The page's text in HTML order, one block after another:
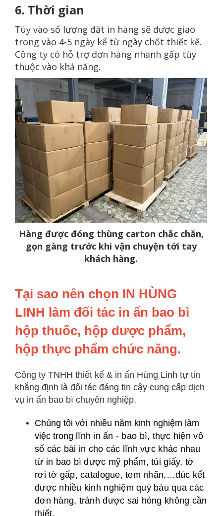
6. Thời gian
Tùy vào số lượng đặt in hàng sẽ được giao
trong vào 4-5 ngày kể từ ngày chốt thiết kế.
Công ty có hỗ trợ đơn hàng nhanh gấp tùy
thuộc vào khả năng.
Hàng được đóng thùng carton chắc chắn,
gọn gàng trước khi vận chuyện tới tay
khách hàng.
Tại sao nên chọn IN HÙNG
LINH làm đối tác in ấn bao bì
hộp thuốc, hộp dược phẩm,
hộp thực phẩm chức năng.
Công ty TNHH thiết kế & in ấn Hùng Linh tự tin
khẳng định là đối tác đáng tin cậy cung cấp dịch
vụ in ấn bao bì chuyên nghiệp.
Chúng tôi với nhiều năm kinh nghiệm làm
việc trong lĩnh in ấn - bao bì, thực hiện vô
số các bài in cho các lĩnh vực khác nhau
từ in bao bì dược mỹ phẩm, túi giấy, tờ
rơi tờ gấp, catalogue, tem nhãn,…đúc kết
được nhiều kinh nghiệm quý báu qua các
đơn hàng, tránh được sai hỏng không cần
thiết.